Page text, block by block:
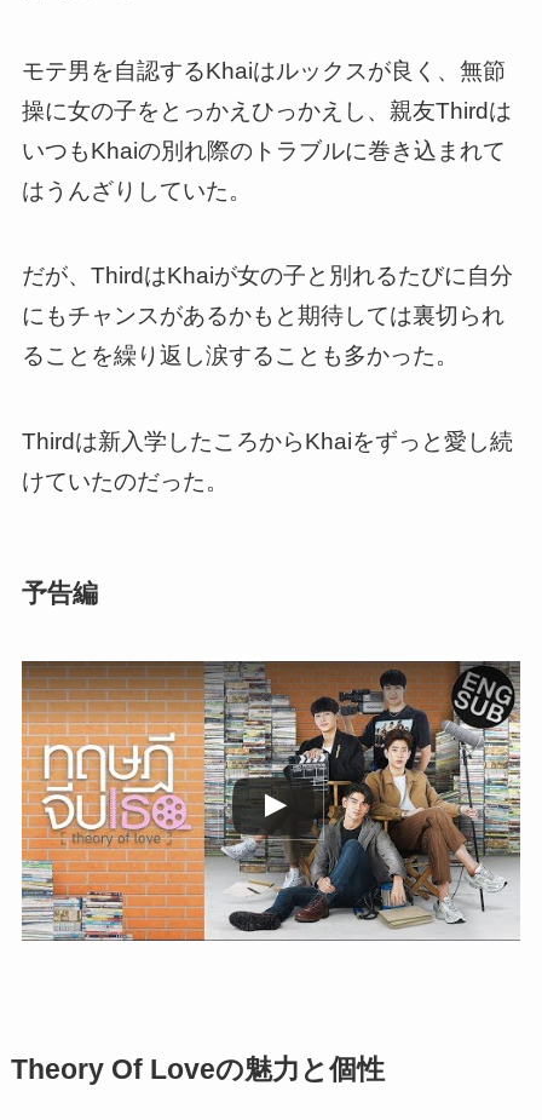
モテ男を自認するKhaiはルックスが良く、無節
操に女の子をとっかえひっかえし、親友Thirdは
いつもKhaiの別れ際のトラブルに巻き込まれて
はうんざりしていた。
だが、ThirdはKhaiが女の子と別れるたびに自分
にもチャンスがあるかもと期待しては裏切られ
ることを繰り返し涙することも多かった。
Thirdは新入学したころからKhaiをずっと愛し続
けていたのだった。
予告編
この動画を YouTube で視聴
Theory Of Loveの魅力と個性